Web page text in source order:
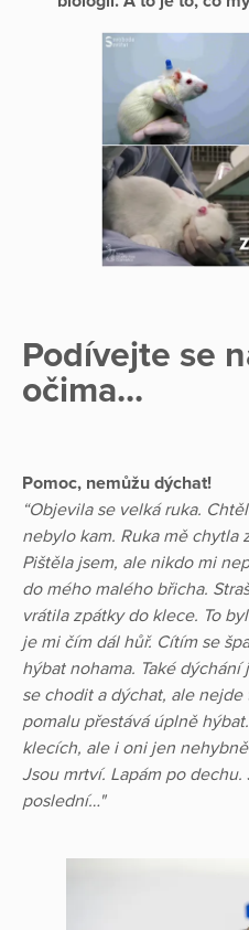
Podívejte se
očima...
Pomoc, nemůžu dýchat!
“Objevila se velká ruka.
nebylo kam. Ruka mě chytla
Pištěla jsem, ale nikdo mi
do mého malého břicha.
vrátila zpátky do klece. To
je mi čím dál hůř. Cítím se
hýbat nohama. Také
se chodit a dýchat, ale
pomalu přestává úplně
klecích, ale i oni jen
Jsou mrtví. Lapám po
poslední…"